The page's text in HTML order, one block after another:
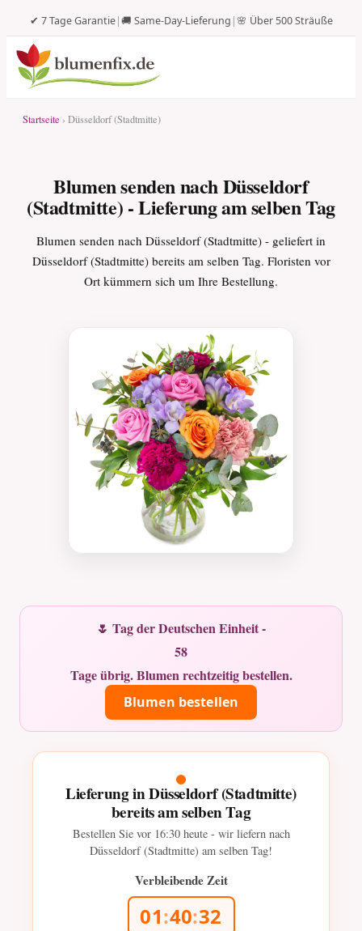
✔ 7 Tage Garantie|🚚 Same-Day-Lieferung |🌸 Über 500 Sträuße
Startseite › Düsseldorf (Stadtmitte)
Blumen senden nach Düsseldorf
(Stadtmitte) - Lieferung am selben Tag
Blumen senden nach Düsseldorf (Stadtmitte) - geliefert in
Düsseldorf (Stadtmitte) bereits am selben Tag. Floristen vor
Ort kümmern sich um Ihre Bestellung.
🌷 Tag der Deutschen Einheit -
58
Tage übrig. Blumen rechtzeitig bestellen.
Blumen bestellen
Lieferung in Düsseldorf (Stadtmitte)
bereits am selben Tag
Bestellen Sie vor 16:30heute - wir liefern nach
Düsseldorf (Stadtmitte) am selben Tag!
Verbleibende Zeit
01:40:30